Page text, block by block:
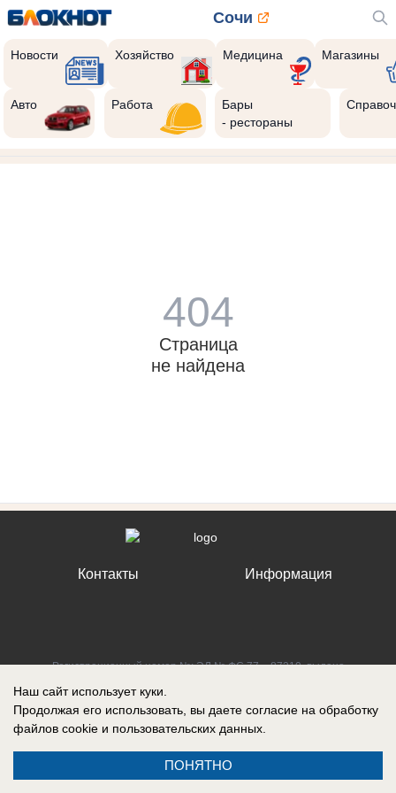
Сочи
Новости Хозяйство Медицина Магазины
Авто Работа
Бары
- рестораны
404
Страница
не найдена
Контакты Информация
Регистрационный номер №: ЭЛ № ФС 77 – 87210, выдано
технологий и массовых коммуникаций (Роскомнадзор) 27 апреля 2024
г.
Наш сайт использует куки.
Продолжая его использовать, вы даете согласие на обработку
файлов cookie и пользовательских данных.
ПОНЯТНО